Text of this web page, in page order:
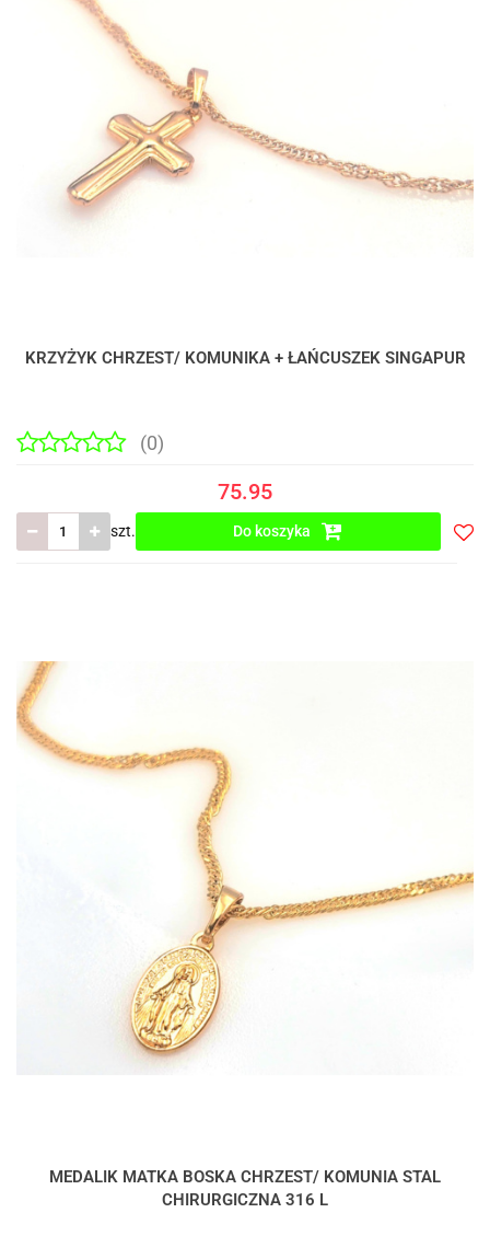
KRZYŻYK CHRZEST/ KOMUNIKA + ŁAŃCUSZEK SINGAPUR
(0)
75.95
szt. Do koszyka
MEDALIK MATKA BOSKA CHRZEST/ KOMUNIA STAL
CHIRURGICZNA 316 L